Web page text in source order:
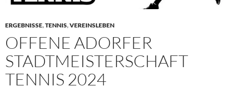
ERGEBNISSE,TENNIS,VEREINSLEBEN
OFFENE ADORFER
STADTMEISTERSCHAFT
TENNIS 2024